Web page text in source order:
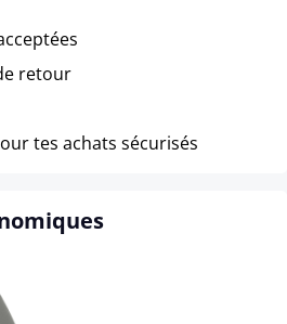
retour
tes achats sécurisés